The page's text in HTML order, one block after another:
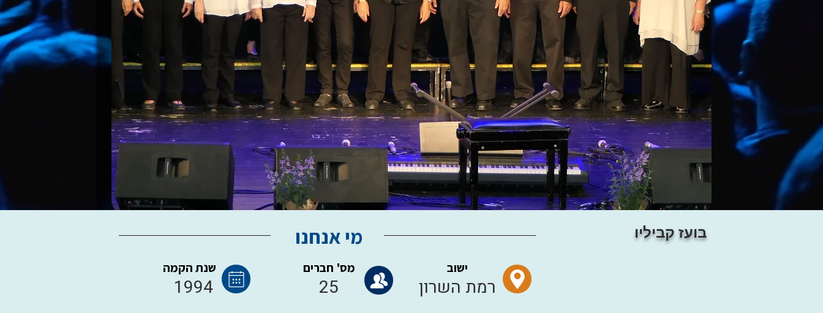
מי אנחנו
שנת הקמה
1994
מס' חברים
25
ישוב
רמת השרון
בועז קביליו